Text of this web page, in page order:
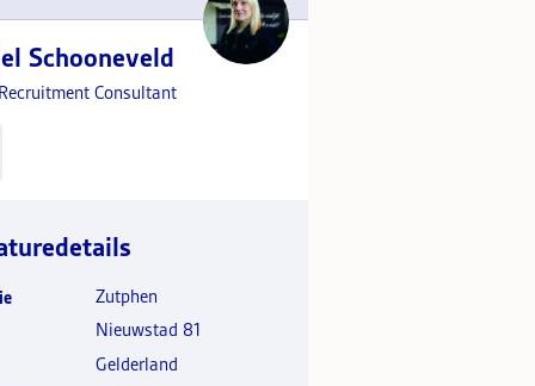
Schooneveld
Consultant
Zutphen
Nieuwstad 81
Gelderland